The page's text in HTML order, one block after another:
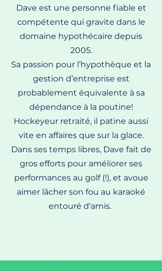
Dave est une personne fiable et
compétente qui gravite dans le
domaine hypothécaire depuis
2005.
Sa passion pour l’hypothèque et la
gestion d’entreprise est
probablement équivalente à sa
dépendance à la poutine!
Hockeyeur retraité, il patine aussi
vite en affaires que sur la glace.
Dans ses temps libres, Dave fait de
gros efforts pour améliorer ses
performances au golf (!), et avoue
aimer lâcher son fou au karaoké
entouré d'amis.